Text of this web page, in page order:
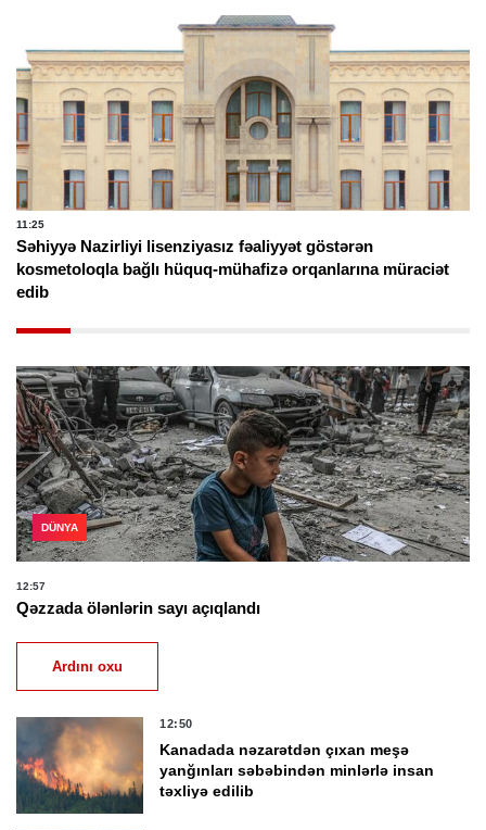
11:25
Səhiyyə Nazirliyi lisenziyasız fəaliyyət göstərən
kosmetoloqla bağlı hüquq-mühafizə orqanlarına müraciət
edib
DÜNYA
12:57
Qəzzada ölənlərin sayı açıqlandı
Ardını oxu
12:50
Kanadada nəzarətdən çıxan meşə
yanğınları səbəbindən minlərlə insan
təxliyə edilib